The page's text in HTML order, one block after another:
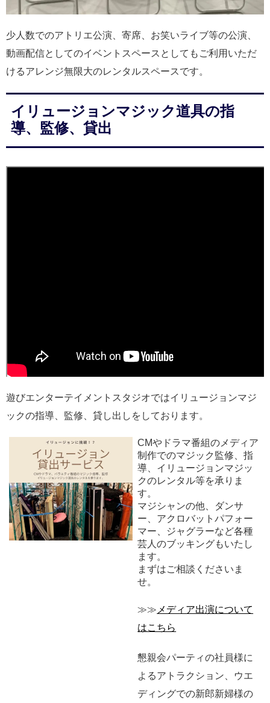
少人数でのアトリエ公演、寄席、お笑いライブ等の公演、
動画配信としてのイベントスペースとしてもご利用いただ
けるアレンジ無限大のレンタルスペースです。
イリュージョンマジック道具の指
導、監修、貸出
遊びエンターテイメントスタジオではイリュージョンマジ
ックの指導、監修、貸し出しをしております。
CMやドラマ番組のメディア
制作でのマジック監修、指
導、イリュージョンマジッ
クのレンタル等を承りま
す。
マジシャンの他、ダンサ
ー、アクロバットパフォー
マー、ジャグラーなど各種
芸人のブッキングもいたし
ます。
まずはご相談くださいま
せ。
≫≫ メディア出演について
はこちら
懇親会パーティの社員様に
よるアトラクション、ウエ
ディングでの新郎新婦様の